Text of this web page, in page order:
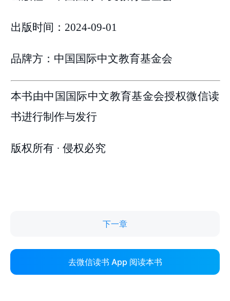
下一章
去微信读书 App 阅读本书